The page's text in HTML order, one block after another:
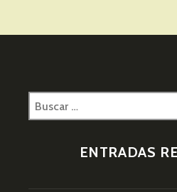
Buscar:
ENTRADAS